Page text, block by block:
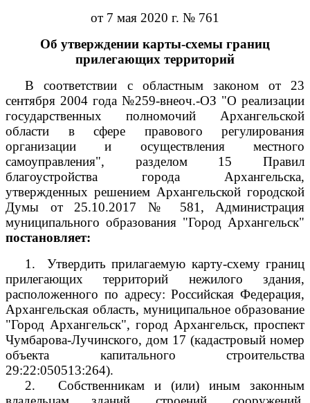
от 7 мая 2020 г. № 761
Об утверждении карты-схемы границ
прилегающих территорий
В соответствии с областным законом от 23
сентября 2004 года №259-внеоч.-ОЗ "О реализации
государственных полномочий Архангельской
области в сфере правового регулирования
организации и осуществления местного
самоуправления", разделом 15 Правил
благоустройства города Архангельска,
утвержденных решением Архангельской городской
Думы от 25.10.2017 № 581, Администрация
муниципального образования "Город Архангельск"
постановляет:
1.
Утвердить прилагаемую карту-схему границ
прилегающих территорий нежилого здания,
расположенного по адресу: Российская Федерация,
Архангельская область, муниципальное образование
"Город Архангельск", город Архангельск, проспект
Чумбарова-Лучинского, дом 17 (кадастровый номер
объекта капитального строительства
29:22:050513:264).
2.
Собственникам и (или) иным законным